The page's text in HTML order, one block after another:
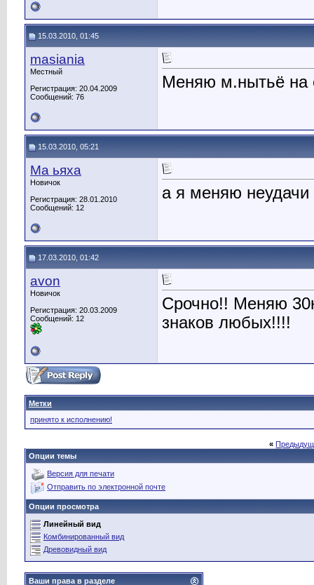
15.03.2010, 01:45
masiania
Местный
Регистрация: 20.04.2009
Сообщений: 76
Меняю м.нытьё на
15.03.2010, 05:21
Ма ьяха
Новичок
Регистрация: 28.01.2010
Сообщений: 12
а я меняю неудачи
17.03.2010, 01:42
avon
Новичок
Регистрация: 20.03.2009
Сообщений: 12
Срочно!! Меняю
знаков любых!!!!
Метки
принято к исполнению!
«
Опции темы
Версия для печати
Отправить по электронной почте
Опции просмотра
Линейный вид
Комбинированный вид
Древовидный вид
Ваши права в разделе